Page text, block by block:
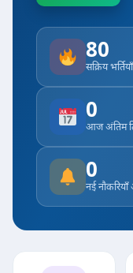
80
सक्रिय भर्तियाँ
0
आज अंतिम
0
नई